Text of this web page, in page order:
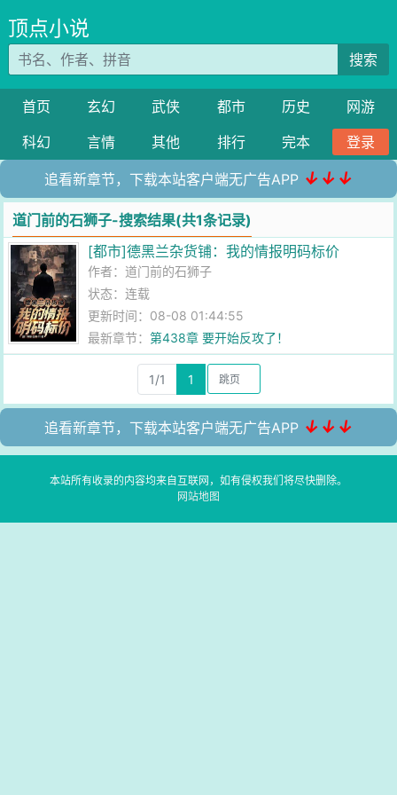
顶点小说
搜索
首页 玄幻 武侠 都市 历史
网游
科幻
言情 其他 排行 完本 登录
追看新章节，下载本站客户端无广告APP ↓↓↓
道门前的石狮子-搜索结果(共1条记录)
[都市]德黑兰杂货铺：我的情报明码标价
作者：道门前的石狮子
状态：连载
更新时间：08-08 01:44:55
最新章节：第438章 要开始反攻了！
1/1 1
追看新章节，下载本站客户端无广告APP ↓↓↓
本站所有收录的内容均来自互联网，如有侵权我们将尽快删除。
网站地图